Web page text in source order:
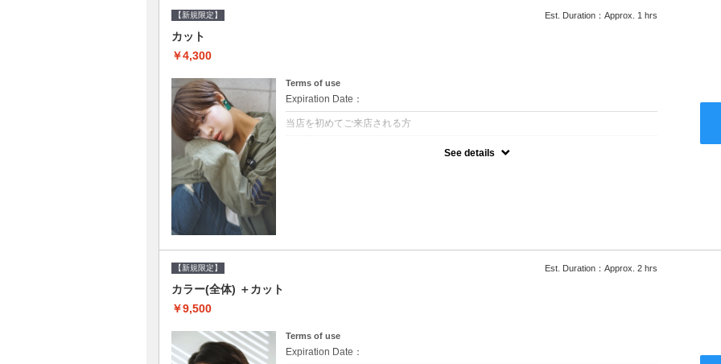
【新規限定】 Est. Duration：Approx. 1 hrs
カット
￥4,300
Terms of use
Expiration Date：
当店を初めてご来店される方
See details
【新規限定】 Est. Duration：Approx. 2 hrs
カラー(全体) ＋カット
￥9,500
Terms of use
Expiration Date：